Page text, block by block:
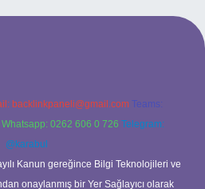
backlinkpaneli@gmail.com Teams:
Whatsapp: 0262 606 0 726 Telegram:
@karabul
Kanun gereğince Bilgi Teknolojileri ve
onaylanmış bir Yer Sağlayıcı olarak